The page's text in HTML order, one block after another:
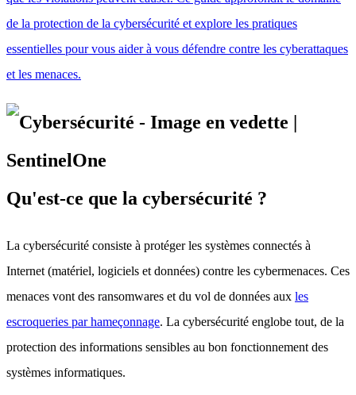
de la protection de la cybersécurité et explore les pratiques
essentielles pour vous aider à vous défendre contre les cyberattaques
et les menaces.
Qu'est-ce que la cybersécurité ?
La cybersécurité consiste à protéger les systèmes connectés à
Internet (matériel, logiciels et données) contre les cybermenaces. Ces
menaces vont des ransomwares et du vol de données aux les
escroqueries par hameçonnage. La cybersécurité englobe tout, de la
protection des informations sensibles au bon fonctionnement des
systèmes informatiques.